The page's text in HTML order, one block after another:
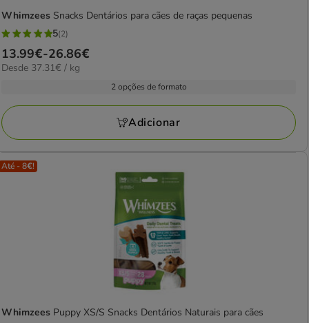
Whimzees Snacks Dentários para cães de raças pequenas
5
estrelas
com
avaliações
5(2)
Preço
de
26.86€
13.99€-26.86€
37.31€
Desde 37.31€ / kg
2 opções de formato
Adicionar
Até - 8€!
Whimzees Puppy XS/S Snacks Dentários Naturais para cães